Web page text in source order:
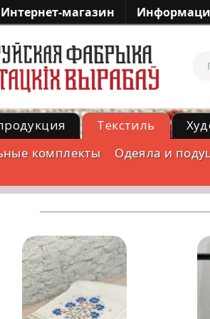
Интернет-магазин
Текстиль
комплекты Одеяла и